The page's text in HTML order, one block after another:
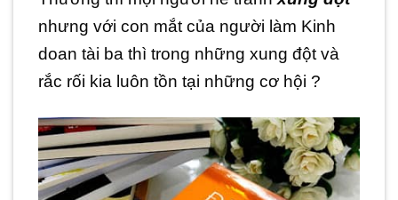
nhưng với con mắt của người làm Kinh
doan tài ba thì trong những xung đột và
rắc rối kia luôn tồn tại những cơ hội ?